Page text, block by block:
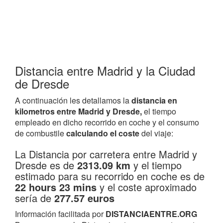
Distancia entre Madrid y la Ciudad
de Dresde
A continuación les detallamos ladistancia en
kilometros entre Madrid y Dresde,el tiempo
empleado en dicho recorrido en coche y el consumo
de combustilecalculando el costedel viaje:
La Distancia por carretera entre Madrid y
Dresde es de 2313.09 km y el tiempo
estimado para su recorrido en coche es de
22 hours 23 mins y el coste aproximado
sería de 277.57 euros
Información facilitada porDISTANCIAENTRE.ORG